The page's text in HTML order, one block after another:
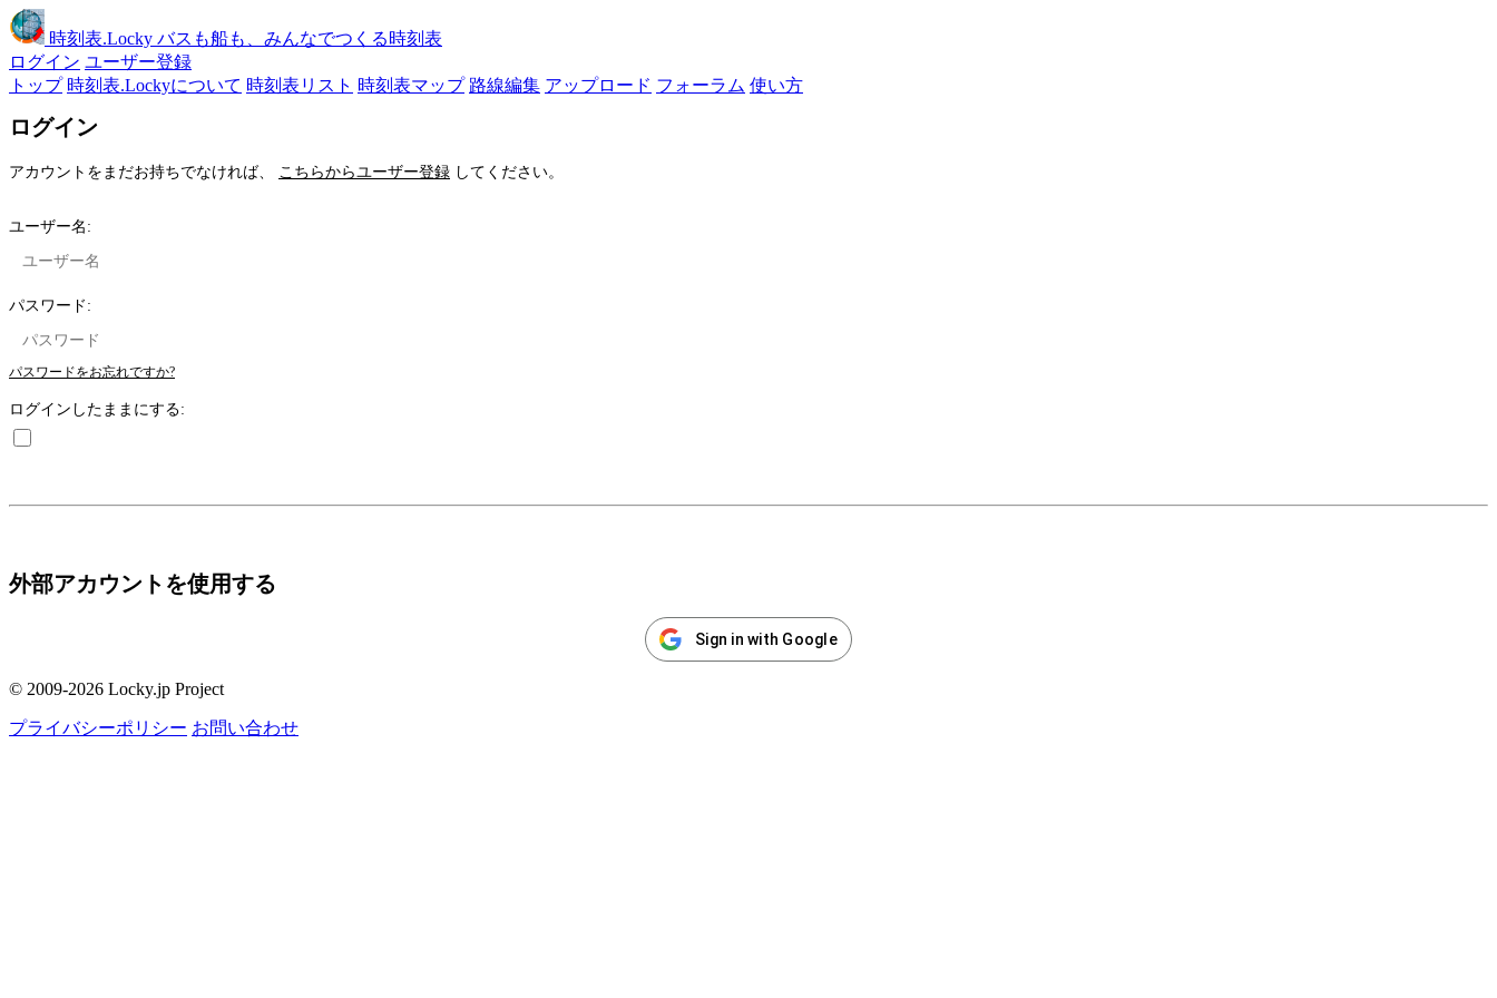
時刻表.Locky バスも船も、みんなでつくる時刻表
ログイン ユーザー登録
トップ 時刻表.Lockyについて 時刻表リスト 時刻表マップ 路線編集 アップロード フォーラム 使い方
ログイン
アカウントをまだお持ちでなければ、 こちらからユーザー登録 してください。
ユーザー名:
パスワード:
パスワードをお忘れですか?
ログインしたままにする:
外部アカウントを使用する
Sign in with Google
© 2009-2026 Locky.jp Project
プライバシーポリシー お問い合わせ